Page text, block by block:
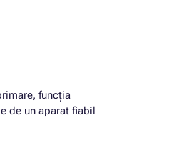
funcția
de un aparat fiabil